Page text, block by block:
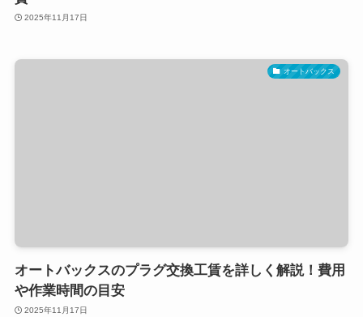
2025年11月17日
オートバックス
オートバックスのプラグ交換工賃を詳しく解説！費用
や作業時間の目安
2025年11月17日